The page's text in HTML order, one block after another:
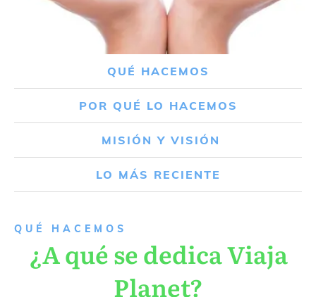
QUÉ HACEMOS
POR QUÉ LO HACEMOS
MISIÓN Y VISIÓN
LO MÁS RECIENTE
QUÉ HACEMOS
¿A qué se dedica Viaja
Planet?